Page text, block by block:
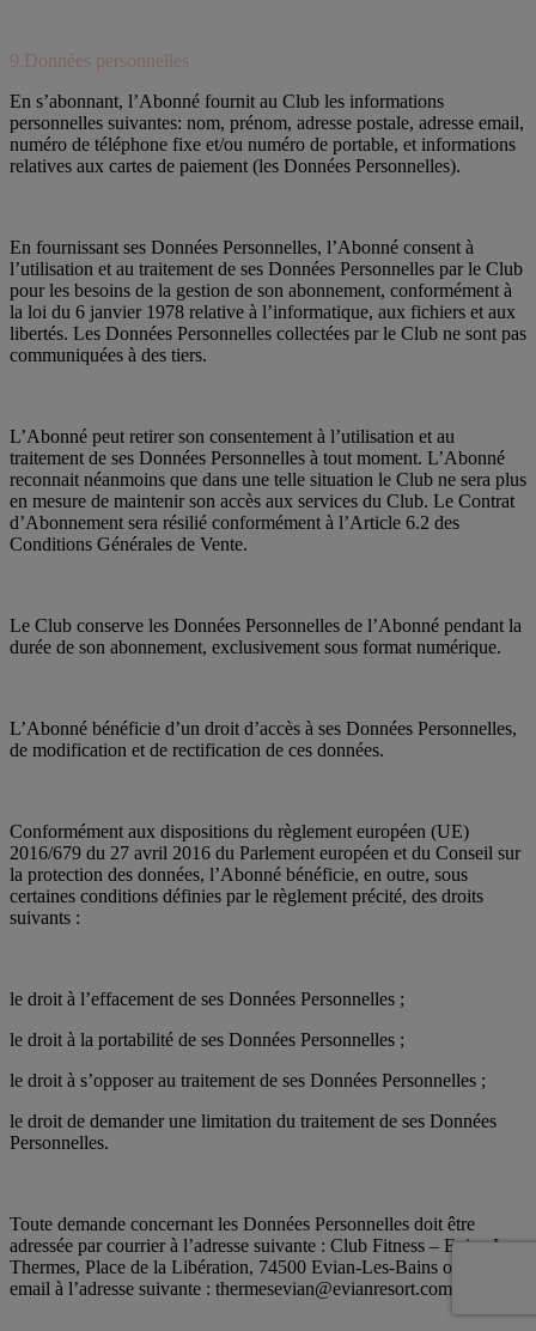
9.Données personnelles
En s’abonnant, l’Abonné fournit au Club les informations
personnelles suivantes: nom, prénom, adresse postale, adresse email,
numéro de téléphone fixe et/ou numéro de portable, et informations
relatives aux cartes de paiement (les Données Personnelles).
En fournissant ses Données Personnelles, l’Abonné consent à
l’utilisation et au traitement de ses Données Personnelles par le Club
pour les besoins de la gestion de son abonnement, conformément à
la loi du 6 janvier 1978 relative à l’informatique, aux fichiers et aux
libertés. Les Données Personnelles collectées par le Club ne sont pas
communiquées à des tiers.
L’Abonné peut retirer son consentement à l’utilisation et au
traitement de ses Données Personnelles à tout moment. L’Abonné
reconnait néanmoins que dans une telle situation le Club ne sera plus
en mesure de maintenir son accès aux services du Club. Le Contrat
d’Abonnement sera résilié conformément à l’Article 6.2 des
Conditions Générales de Vente.
Le Club conserve les Données Personnelles de l’Abonné pendant la
durée de son abonnement, exclusivement sous format numérique.
L’Abonné bénéficie d’un droit d’accès à ses Données Personnelles,
de modification et de rectification de ces données.
Conformément aux dispositions du règlement européen (UE)
2016/679 du 27 avril 2016 du Parlement européen et du Conseil sur
la protection des données, l’Abonné bénéficie, en outre, sous
certaines conditions définies par le règlement précité, des droits
suivants :
le droit à l’effacement de ses Données Personnelles ;
le droit à la portabilité de ses Données Personnelles ;
le droit à s’opposer au traitement de ses Données Personnelles ;
le droit de demander une limitation du traitement de ses Données
Personnelles.
Toute demande concernant les Données Personnelles doit être
adressée par courrier à l’adresse suivante : Club Fitness – Evian Les
Thermes, Place de la Libération, 74500 Evian-Les-Bains ou par
email à l’adresse suivante : thermesevian@evianresort.com.